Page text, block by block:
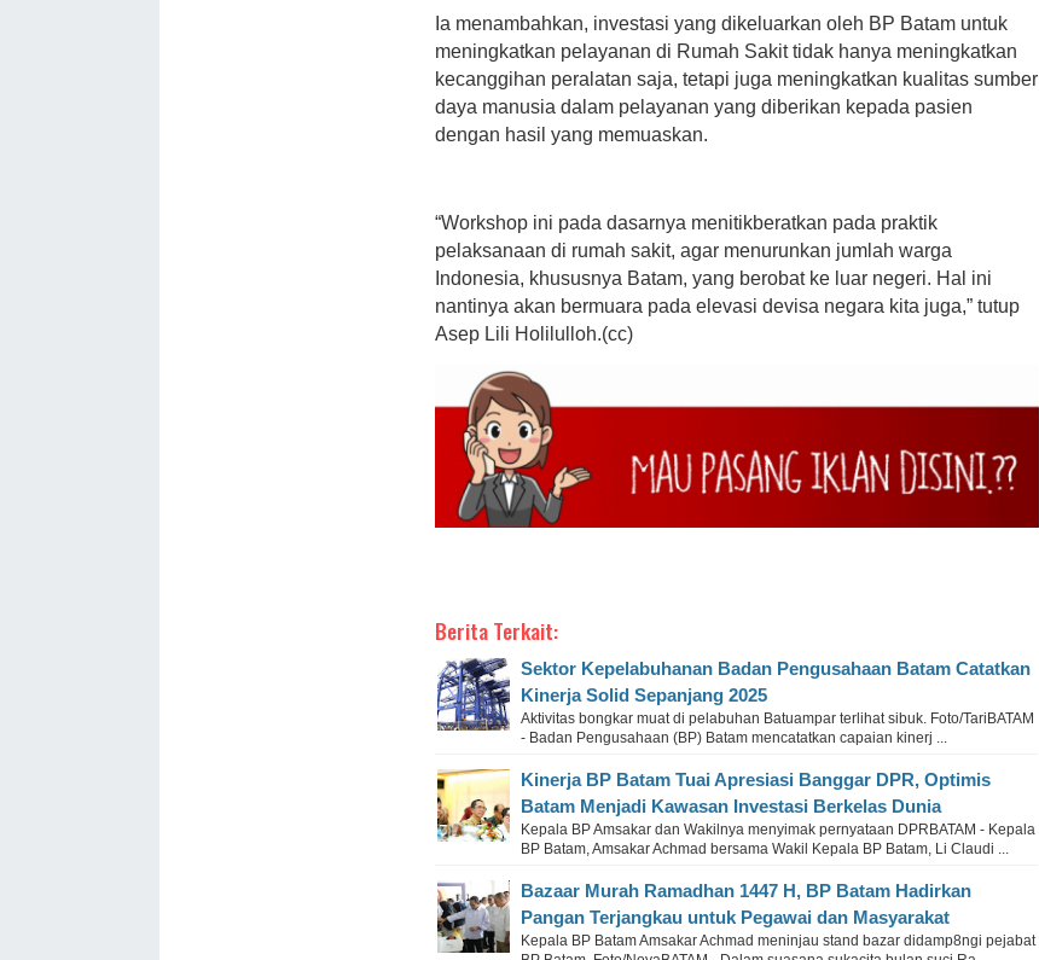
Ia menambahkan, investasi yang dikeluarkan oleh BP Batam untuk
meningkatkan pelayanan di Rumah Sakit tidak hanya meningkatkan
kecanggihan peralatan saja, tetapi juga meningkatkan kualitas sumber
daya manusia dalam pelayanan yang diberikan kepada pasien
dengan hasil yang memuaskan.
“Workshop ini pada dasarnya menitikberatkan pada praktik
pelaksanaan di rumah sakit, agar menurunkan jumlah warga
Indonesia, khususnya Batam, yang berobat ke luar negeri. Hal ini
nantinya akan bermuara pada elevasi devisa negara kita juga,” tutup
Asep Lili Holilulloh.(cc)
Berita Terkait:
Sektor Kepelabuhanan Badan Pengusahaan Batam Catatkan
Kinerja Solid Sepanjang 2025
Aktivitas bongkar muat di pelabuhan Batuampar terlihat sibuk. Foto/TariBATAM
- Badan Pengusahaan (BP) Batam mencatatkan capaian kinerj ...
Kinerja BP Batam Tuai Apresiasi Banggar DPR, Optimis
Batam Menjadi Kawasan Investasi Berkelas Dunia
Kepala BP Amsakar dan Wakilnya menyimak pernyataan DPRBATAM - Kepala
BP Batam, Amsakar Achmad bersama Wakil Kepala BP Batam, Li Claudi ...
Bazaar Murah Ramadhan 1447 H, BP Batam Hadirkan
Pangan Terjangkau untuk Pegawai dan Masyarakat
Kepala BP Batam Amsakar Achmad meninjau stand bazar didamp8ngi pejabat